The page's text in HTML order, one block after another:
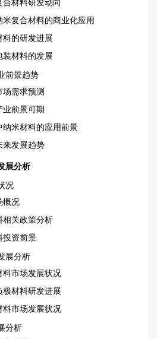
料研发动向
合材料的商业化应用
研发进展
料的发展
景趋势
求预测
景可期
材料的应用前景
展趋势
展分析
况
况
政策分析
资前景
展分析
场发展状况
料研发进展
场发展状况
分析